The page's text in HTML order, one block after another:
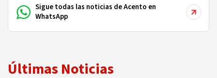
Sigue todas las noticias de Acento en
WhatsApp